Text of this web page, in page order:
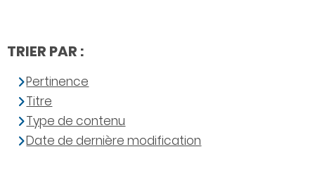
TRIER PAR :
Pertinence
Titre
Type de contenu
Date de dernière modification